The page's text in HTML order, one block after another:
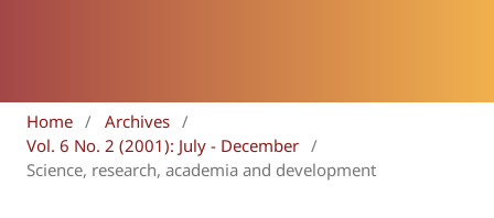
Home / Archives /
Vol. 6 No. 2 (2001): July - December /
Science, research, academia and development